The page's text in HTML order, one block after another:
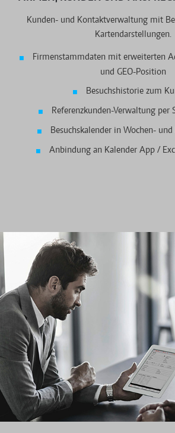
Kunden- und Kontaktverwaltung mit
Kartendarstellungen.
Firmenstammdaten mit erweiterten
und GEO-Position
Besuchshistorie zum
Referenzkunden-Verwaltung per
Besuchskalender in Wochen-
Anbindung an Kalender App /